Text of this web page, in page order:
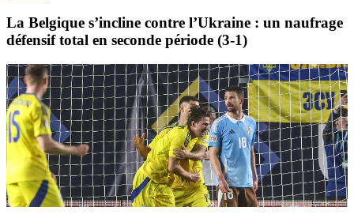
La Belgique s’incline contre l’Ukraine : un naufrage
défensif total en seconde période (3-1)